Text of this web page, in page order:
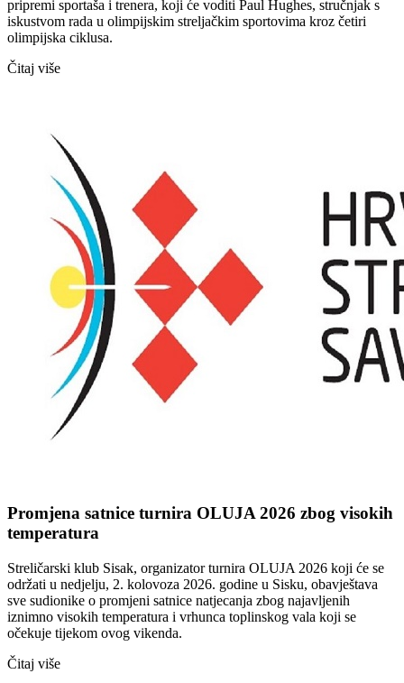
pripremi sportaša i trenera, koji će voditi Paul Hughes, stručnjak s
iskustvom rada u olimpijskim streljačkim sportovima kroz četiri
olimpijska ciklusa.
Čitaj više
Promjena satnice turnira OLUJA 2026 zbog visokih
temperatura
Streličarski klub Sisak, organizator turnira OLUJA 2026 koji će se
održati u nedjelju, 2. kolovoza 2026. godine u Sisku, obavještava
sve sudionike o promjeni satnice natjecanja zbog najavljenih
iznimno visokih temperatura i vrhunca toplinskog vala koji se
očekuje tijekom ovog vikenda.
Čitaj više